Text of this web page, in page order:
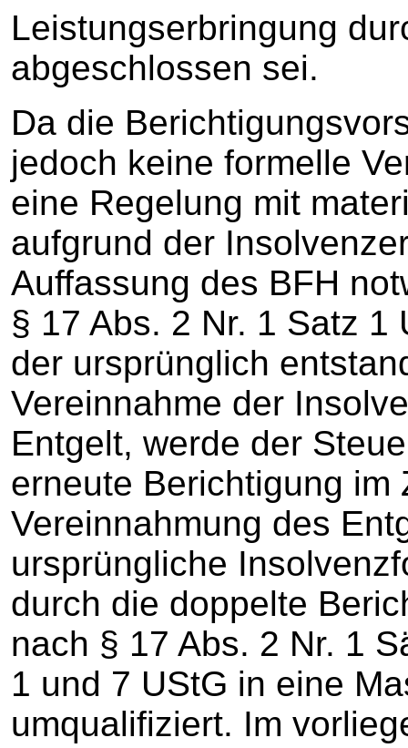
Leistungserbringung
abgeschlossen sei.
Da die
jedoch keine formelle
eine Regelung mit
aufgrund der
Auffassung des BFH
§ 17 Abs. 2 Nr. 1 Satz 1
der ursprünglich
Vereinnahme der
Entgelt, werde der
erneute Berichtigung im
Vereinnahmung des
ursprüngliche
durch die doppelte
nach § 17 Abs. 2 Nr. 1
1 und 7 UStG in eine
umqualifiziert. Im